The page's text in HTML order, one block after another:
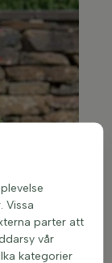
Vissa
parter att
vår
kategorier